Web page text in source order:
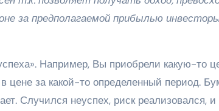
за предполагаемой прибылью
Например, Вы приобрели какую-то
цене за какой-то определенный период.
Случился неуспех, риск реализовался,